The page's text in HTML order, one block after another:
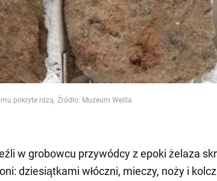
pokryte rdzą. Źródło: Muzeum Weilla
w grobowcu przywódcy z epoki żelaza
dziesiątkami włóczni, mieczy, noży i